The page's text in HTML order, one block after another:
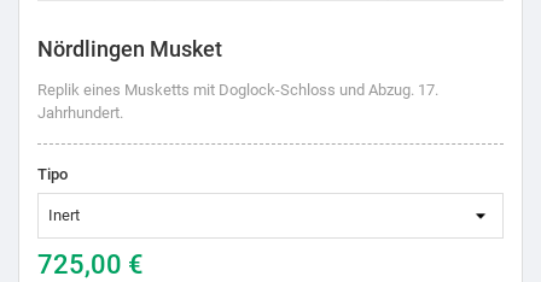
Nördlingen Musket
Replik eines Musketts mit Doglock-Schloss und Abzug. 17.
Jahrhundert.
Tipo
725,00 €